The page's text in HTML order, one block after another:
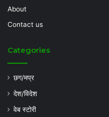
About
Contact us
Categories
छग/मप्र
देश/विदेश
वेब स्टोरी